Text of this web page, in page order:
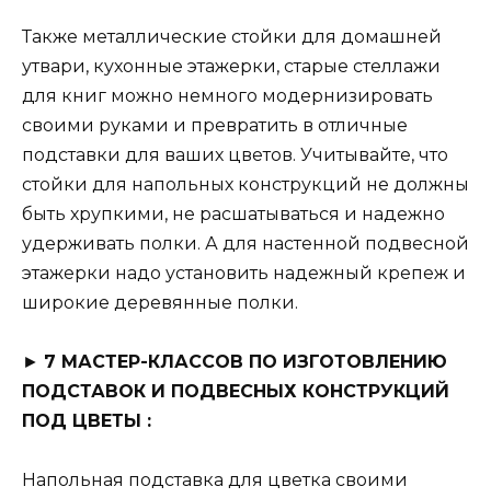
Также металлические стойки для домашней
утвари, кухонные этажерки, старые стеллажи
для книг можно немного модернизировать
своими руками и превратить в отличные
подставки для ваших цветов. Учитывайте, что
стойки для напольных конструкций не должны
быть хрупкими, не расшатываться и надежно
удерживать полки. А для настенной подвесной
этажерки надо установить надежный крепеж и
широкие деревянные полки.
► 7 МАСТЕР-КЛАССОВ ПО ИЗГОТОВЛЕНИЮ
ПОДСТАВОК И ПОДВЕСНЫХ КОНСТРУКЦИЙ
ПОД ЦВЕТЫ :
Напольная подставка для цветка своими